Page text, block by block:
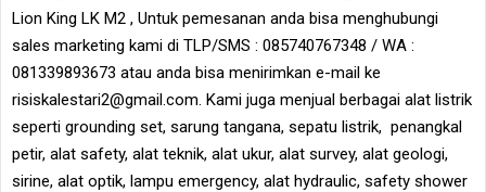
Lion King LK M2 , Untuk pemesanan anda bisa menghubungi
sales marketing kami di TLP/SMS : 085740767348 / WA :
081339893673 atau anda bisa menirimkan e-mail ke
risiskalestari2@gmail.com. Kami juga menjual berbagai alat listrik
seperti grounding set, sarung tangana, sepatu listrik, penangkal
petir, alat safety, alat teknik, alat ukur, alat survey, alat geologi,
sirine, alat optik, lampu emergency, alat hydraulic, safety shower